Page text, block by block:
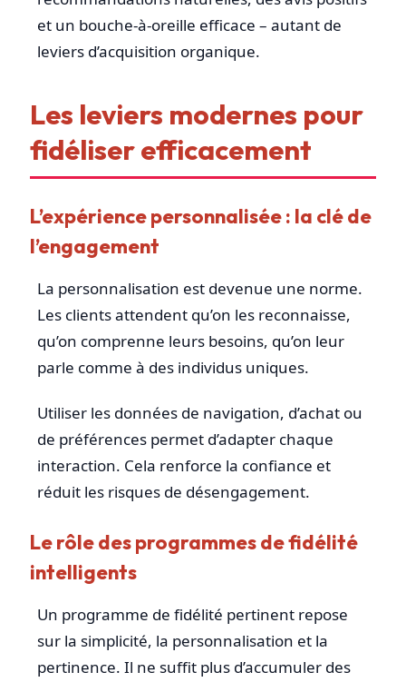
et un bouche-à-oreille efficace – autant de
leviers d’acquisition organique.
Les leviers modernes pour
fidéliser efficacement
L’expérience personnalisée : la clé de
l’engagement
La personnalisation est devenue une norme.
Les clients attendent qu’on les reconnaisse,
qu’on comprenne leurs besoins, qu’on leur
parle comme à des individus uniques.
Utiliser les données de navigation, d’achat ou
de préférences permet d’adapter chaque
interaction. Cela renforce la confiance et
réduit les risques de désengagement.
Le rôle des programmes de fidélité
intelligents
Un programme de fidélité pertinent repose
sur la simplicité, la personnalisation et la
pertinence. Il ne suffit plus d’accumuler des